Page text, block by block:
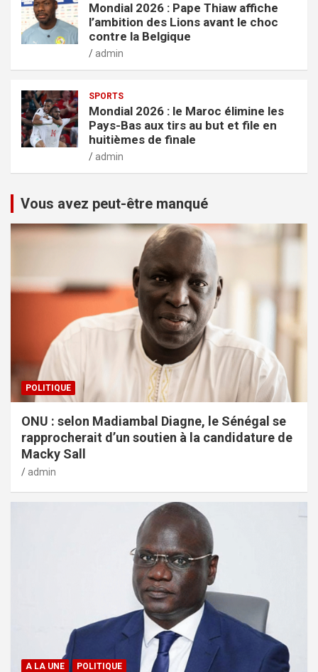
Mondial 2026 : Pape Thiaw affiche
l’ambition des Lions avant le choc
contre la Belgique
admin
SPORTS
Mondial 2026 : le Maroc élimine les
Pays-Bas aux tirs au but et file en
huitièmes de finale
admin
Vous avez peut-être manqué
POLITIQUE
ONU : selon Madiambal Diagne, le Sénégal se
rapprocherait d’un soutien à la candidature de
Macky Sall
admin
A LA UNE POLITIQUE